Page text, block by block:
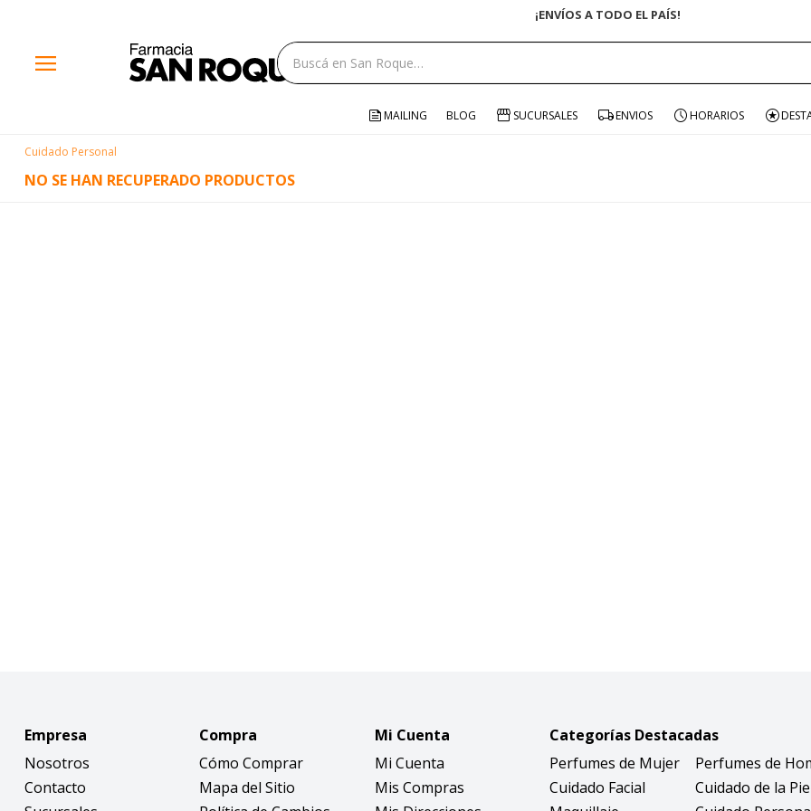
¡ENVÍOS A TODO EL PAÍS!
menu
MAILING BLOG SUCURSALES ENVIOS HORARIOS
Cuidado Personal
NO SE HAN RECUPERADO PRODUCTOS
Empresa
Nosotros
Contacto
Compra
Cómo Comprar
Mapa del Sitio
Mi Cuenta
Mi Cuenta
Mis Compras
Categorías Destacadas
Perfumes de Mujer
Perfumes de
Cuidado Facial
Cuidado de la
close
storefront
help